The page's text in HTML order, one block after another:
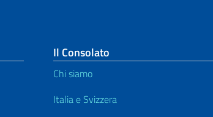
Il Consolato
Chi siamo
Italia e Svizzera